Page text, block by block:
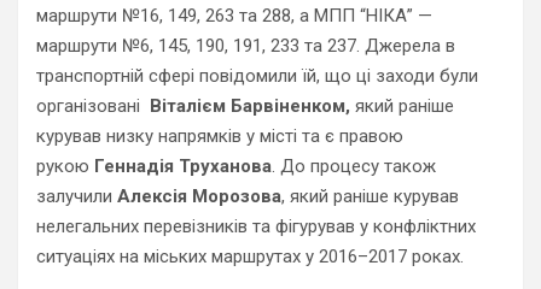
маршрути №16, 149, 263 та 288, а МПП “НІКА” —
маршрути №6, 145, 190, 191, 233 та 237. Джерела в
транспортній сфері повідомили їй, що ці заходи були
організовані Віталієм Барвіненком, який раніше
курував низку напрямків у місті та є правою
рукою Геннадія Труханова. До процесу також
залучили Алексія Морозова, який раніше курував
нелегальних перевізників та фігурував у конфліктних
ситуаціях на міських маршрутах у 2016–2017 роках.